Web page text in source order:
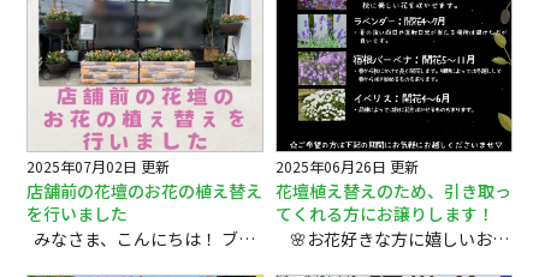
2025年07月02日 更新
店舗前の花壇のお花の植え替え
を行いました
みなさま、こんにちは！ ブログをご覧いただき、ありがとうございます。 店舗前の花壇のお花の植え替えを行いました。越谷市南越谷「フローリスト花絵」さんにお願いし、色とりどりの可愛らしいお花たちを植えていただきました。 千日紅 観賞用とうがらし 日々草 ペンタス お近くをお通りの際は、ぜひ新しくなった花壇もご覧ください。お花の彩りが、皆さまの気分を少しでも明るくできれば嬉しいです。 お花に詳しい方がいらっしゃいましたら、うまく育てる方法を教えてください！ （株）屋根と壁のお店では 地元の会社、地域の方が安心できる塗装工事を目指しています！ 『だから私たちにとっては作品です』 この言葉を合言葉に地元・地域に愛されるお店で在り続けるを目指して お客様の大切なお家を確かな施工力で 「作品」としてお守りいたします 外壁塗装・屋根塗装・雨漏り工事のことなら （株）屋根と壁のお店へお気軽にご相談ください ✔話を聞くだけでもＯＫ！ ✔お見積もりだけでもＯＫ！ ✔まずは無料診断から😉 屋根・外壁塗装・雨漏りのご相談はフリーダイヤル ０１２０－３３５－２７１
2025年06月26日 更新
花壇植え替えのため、引き取っ
てくれる方にお譲りします！
🌸お花好きな方に嬉しいお知らせです🌸 花壇の植え替えのため、今まで大切に育ててきたお花たちを、引き続き可愛がってくださる方にお譲りいたします。 ガーデニングが好きな方や、お庭やプランターを彩りたい方にぴったりの機会です。 お花は無料でお持ち帰りいただけますので、どうぞお気軽にお越しください。 以下のお花がございます。ご希望の方は、ぜひご来店ください♪ 【お譲りできるお花】 ●ペチュニア（開花：4月〜11月） 梅雨明けから9月頃までに植え付けると、秋まで美しく咲き続けます。 ●ラベンダー（開花：4月〜7月） 夏の強い西日や直射日光を避けた場所が育てやすくおすすめです。 ●宿根バーベナ（開花：5月〜11月） 春から秋まで長く楽しめます。冬越しして翌年も咲くこともあります。 ●イベリス（開花：4月〜6月） 品種によっては秋に咲くタイプも。かわいらしい白い花が魅力です。 🌱お花たちが、新しいお庭やベランダでまた元気に咲きますように…🌱 【お渡し日時】 📅6月28日（土）・7月1日（火） 🕙10時〜17時までの間にお越しくださいませ。 ※お花は終わりかけの場合もございますので、あらかじめご了承ください。 ※先着順のため、なくなり次第終了となります。 ※ビニール袋はこちらで準備をいたします。 【場所】 ㈱屋根と壁のお店 越谷市宮本町1-175-1 ちょっとしたお散歩ついでに、どうぞお気軽にお立ち寄りください🌿 心を込めて育ててきたお花たちが、新しいご縁でつながっていきますように…。 （株）屋根と壁のお店では 地元の会社、地域の方が安心できる塗装工事を目指しています！ 『だから私たちにとっては作品です』 この言葉を合言葉に地元・地域に愛されるお店で在り続けるを目指して お客様の大切なお家を確かな施工力で 「作品」としてお守りいたします 外壁塗装・屋根塗装・雨漏り工事のことなら （株）屋根と壁のお店へお気軽にご相談ください ✔話を聞くだけでもＯＫ！ ✔お見積もりだけでもＯＫ！ ✔まずは無料診断から😉 屋根・外壁塗装・雨漏りのご相談はフリーダイヤル ０１２０－３３５－２７１